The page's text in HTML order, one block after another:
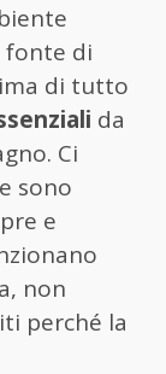
fonte di
di tutto
da
Ci
sono
e
non
perché la